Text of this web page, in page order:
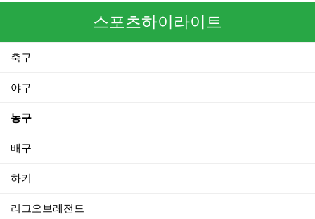
스포츠하이라이트
축구
야구
농구
배구
하키
리그오브레전드